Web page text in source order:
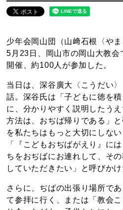
少年会岡山団（山﨑石根〈や
5月23日、岡山市の岡山大教会
開催、約100人が参加した。
当日は、深谷廣大〈こうだい
話。深谷氏は「子どもに徳を
に、分かりやすく説明したう
方法は、おぢば帰りである」
を私たちはもっと大切にしな
「『こどもおぢばがえり』に
ちをおぢばにお連れして、そ
していただきたい」と呼びかけ
さらに、ぢばの出張り場所で
て参拝に行く、または「教会